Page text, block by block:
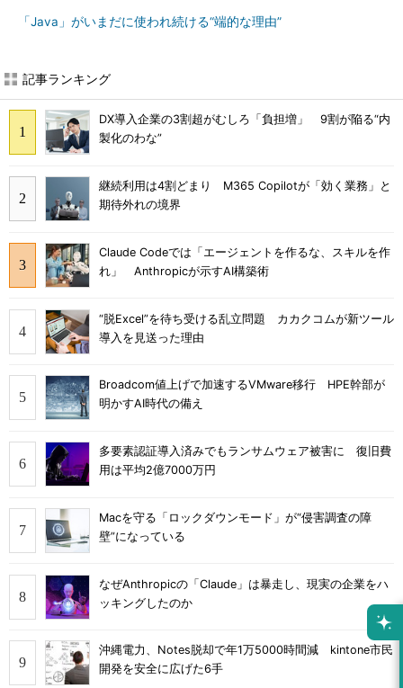
「Java」がいまだに使われ続ける“端的な理由”
記事ランキング
DX導入企業の3割超がむしろ「負担増」 9割が陥る“内
製化のわな”
継続利用は4割どまり M365 Copilotが「効く業務」と
期待外れの境界
Claude Codeでは「エージェントを作るな、スキルを作
れ」 Anthropicが示すAI構築術
“脱Excel”を待ち受ける乱立問題 カカクコムが新ツール
導入を見送った理由
Broadcom値上げで加速するVMware移行 HPE幹部が
明かすAI時代の備え
多要素認証導入済みでもランサムウェア被害に 復旧費
用は平均2億7000万円
Macを守る「ロックダウンモード」が“侵害調査の障
壁”になっている
なぜAnthropicの「Claude」は暴走し、現実の企業をハ
ッキングしたのか
沖縄電力、Notes脱却で年1万5000時間減 kintone市民
開発を安全に広げた6手